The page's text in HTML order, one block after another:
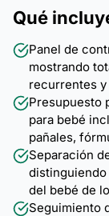
Qué
Panel de
mostrando
recurrentes
Presupuesto
para bebé
pañales,
Separación
del bebé de
Seguimiento